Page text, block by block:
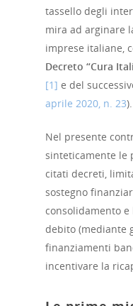
tassello degli
mira ad arginare
imprese italiane,
Decreto “Cura
[1] e del
aprile 2020, n. 23).
Nel presente
sinteticamente le
citati decreti,
sostegno
consolidamento
debito (mediante
finanziamenti
incentivare la